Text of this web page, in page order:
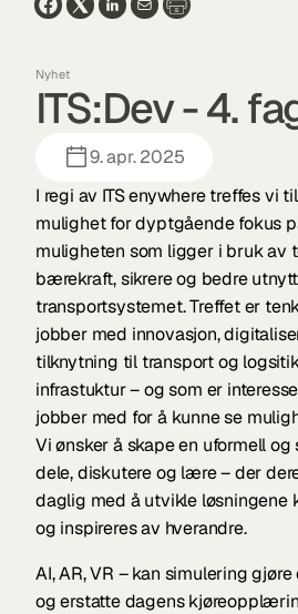
Nyhet
ITS:Dev - 4.
9. apr. 2025
I regi av ITS enywhere treffes vi
mulighet for dyptgående fokus
muligheten som ligger i bruk av
bærekraft, sikrere og bedre
transportsystemet. Treffet er
jobber med innovasjon,
tilknytning til transport og
infrastuktur – og som er
jobber med for å kunne se
Vi ønsker å skape en uformell og
dele, diskutere og lære – der
daglig med å utvikle løsningene
og inspireres av hverandre.
AI, AR, VR – kan simulering
og erstatte dagens